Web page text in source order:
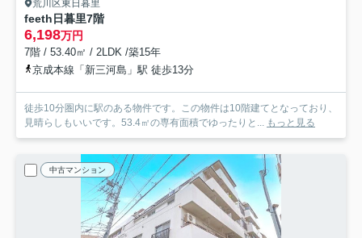
荒川区東日暮里
feeth日暮里7階
6,198万円
7階 / 53.40㎡ / 2LDK /築15年
京成本線「新三河島」駅 徒歩13分
徒歩10分圏内に駅のある物件です。この物件は10階建てとなっており、
見晴らしもいいです。53.4㎡の専有面積でゆったりと... もっと見る
中古マンション